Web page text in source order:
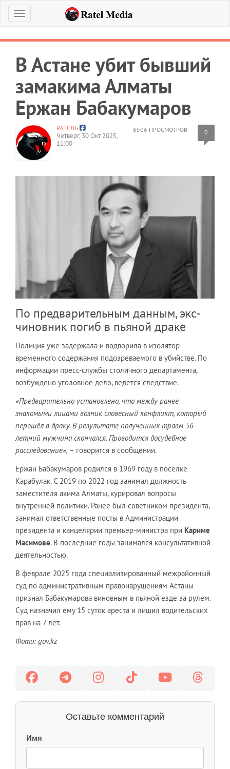
Меню
В Астане убит бывший
замакима Алматы
Ержан Бабакумаров
6506 ПРОСМОТРОВ 0
РАТЕЛЬ
Четверг, 30 Окт 2025,
11:00
По предварительным данным, экс-
чиновник погиб в пьяной драке
Полиция уже задержала и водворила в изолятор
временного содержания подозреваемого в убийстве. По
информации пресс-службы столичного департамента,
возбуждено уголовное дело, ведется следствие.
«Предварительно установлено, что между ранее
знакомыми лицами возник словесный конфликт, который
перешёл в драку. В результате полученных травм 56-
летний мужчина скончался. Проводится досудебное
расследование», – говорится в сообщении.
Ержан Бабакумаров родился в 1969 году в поселке
Карабулак. С 2019 по 2022 год занимал должность
заместителя акима Алматы, курировал вопросы
внутренней политики. Ранее был советником президента,
занимал ответственные посты в Администрации
президента и канцелярии премьер-министра при Кариме
Масимове. В последние годы занимался консультативной
деятельностью.
В феврале 2025 года специализированный межрайонный
суд по административным правонарушениям Астаны
признал Бабакумарова виновным в пьяной езде за рулем.
Суд назначил ему 15 суток ареста и лишил водительских
прав на 7 лет.
Фото: gov.kz
Оставьте комментарий
Имя